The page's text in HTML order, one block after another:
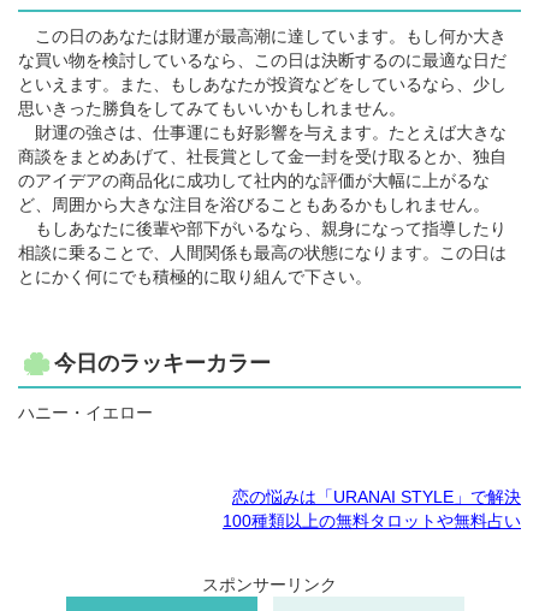
この日のあなたは財運が最高潮に達しています。もし何か大き
な買い物を検討しているなら、この日は決断するのに最適な日だ
といえます。また、もしあなたが投資などをしているなら、少し
思いきった勝負をしてみてもいいかもしれません。
財運の強さは、仕事運にも好影響を与えます。たとえば大きな
商談をまとめあげて、社長賞として金一封を受け取るとか、独自
のアイデアの商品化に成功して社内的な評価が大幅に上がるな
ど、周囲から大きな注目を浴びることもあるかもしれません。
もしあなたに後輩や部下がいるなら、親身になって指導したり
相談に乗ることで、人間関係も最高の状態になります。この日は
とにかく何にでも積極的に取り組んで下さい。
今日のラッキーカラー
ハニー・イエロー
恋の悩みは「URANAI STYLE」で解決
100種類以上の無料タロットや無料占い
スポンサーリンク